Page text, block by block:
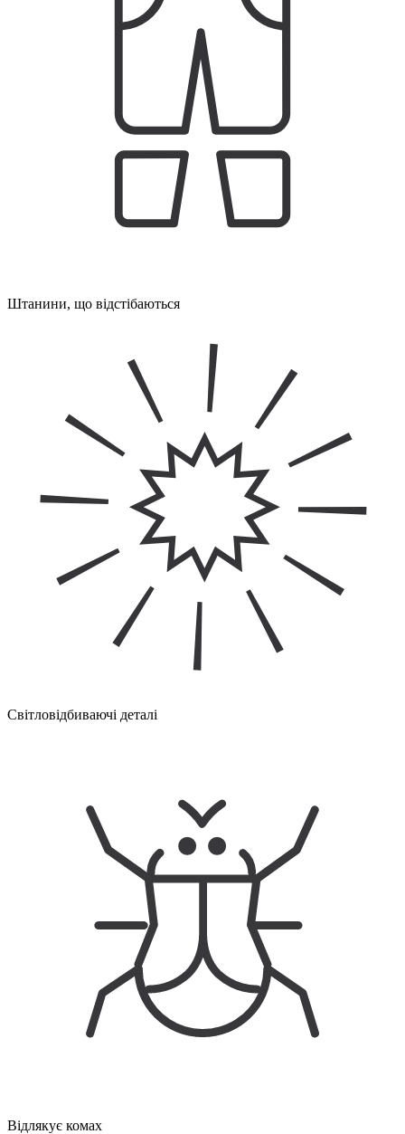
Штанини, що відстібаються
Світловідбиваючі деталі
Відлякує комах